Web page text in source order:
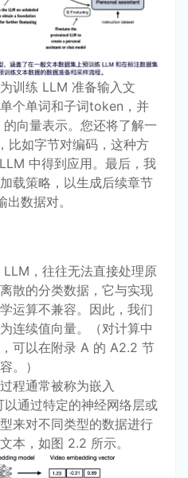
训练 LLM 准备输入文
个单词和子词token，并
向量表示。您还将了解一
比如字节对编码，这种方
中得到应用。最后，我
载策略，以生成后续章节
数据对。
，往往无法直接处理原
散的分类数据，它与实现
运算不兼容。因此，我们
连续值向量。（对计算中
可以在附录 A 的 A2.2 节
。）
程通常被称为嵌入
以通过特定的神经网络层或
来对不同类型的数据进行
本，如图 2.2 所示。